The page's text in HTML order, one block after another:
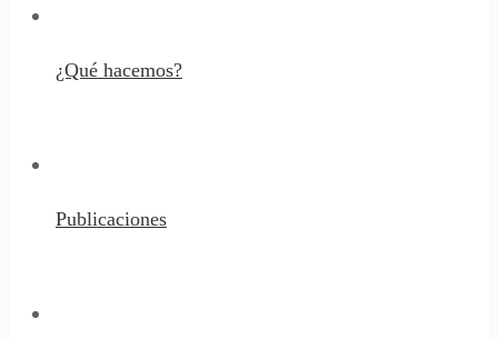
¿Qué hacemos?
Publicaciones